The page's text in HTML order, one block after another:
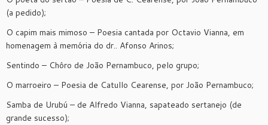
(a pedido);
O capim mais mimoso – Poesia cantada por Octavio Vianna, em
homenagem à memória do dr.. Afonso Arinos;
Sentindo – Chôro de João Pernambuco, pelo grupo;
O marroeiro – Poesia de Catullo Cearense, por João Pernambuco;
Samba de Urubú – de Alfredo Vianna, sapateado sertanejo (de
grande sucesso);